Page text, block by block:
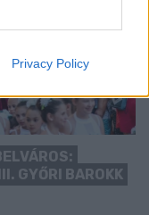
Privacy Policy
GYŐRI BAROKK